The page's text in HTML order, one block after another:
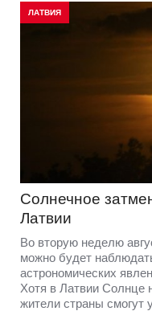
ЛАТВИЯ
Солнечное
Латвии
Во вторую неделю
можно будет
астрономических
Хотя в Латвии Солнце
жители страны смогут